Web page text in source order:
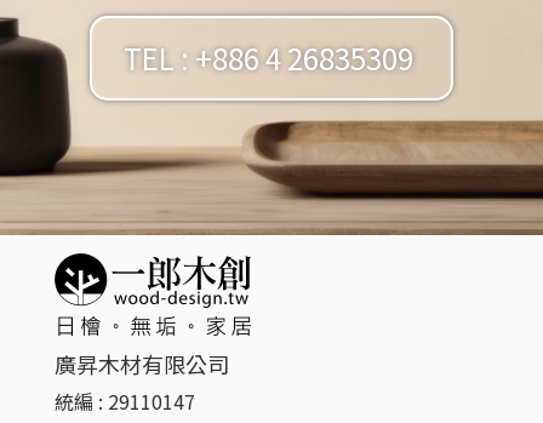
TEL : +886 4 26835309
廣昇木材有限公司
統編 : 29110147